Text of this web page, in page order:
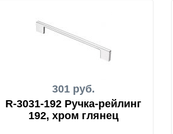
301 руб.
R-3031-192 Ручка-рейлинг
192, хром глянец